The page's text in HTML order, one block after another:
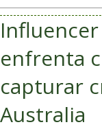
enfrenta
capturar
Australia